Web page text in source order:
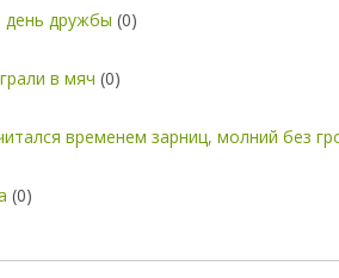
дружбы (0)
в мяч (0)
временем зарниц, молний без
(0)